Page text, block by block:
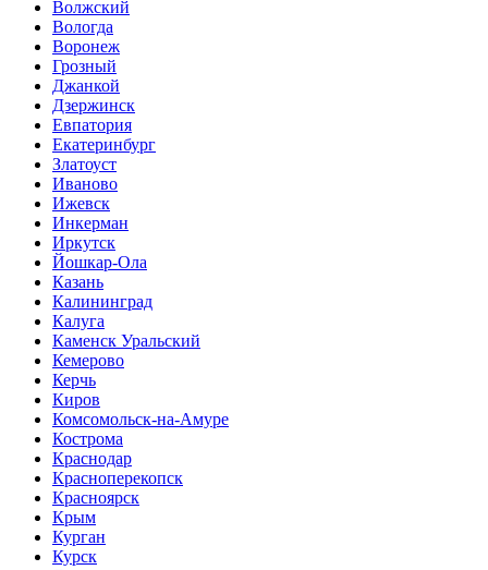
Волжский
Вологда
Воронеж
Грозный
Джанкой
Дзержинск
Евпатория
Екатеринбург
Златоуст
Иваново
Ижевск
Инкерман
Иркутск
Йошкар-Ола
Казань
Калининград
Калуга
Каменск Уральский
Кемерово
Керчь
Киров
Комсомольск-на-Амуре
Кострома
Краснодар
Красноперекопск
Красноярск
Крым
Курган
Курск